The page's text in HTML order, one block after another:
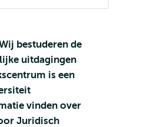
bestuderen de
uitdagingen
is een
vinden over
Juridisch